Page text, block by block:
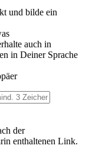
und bilde ein
auch in
in Deiner Sprache
der
enthaltenen Link.